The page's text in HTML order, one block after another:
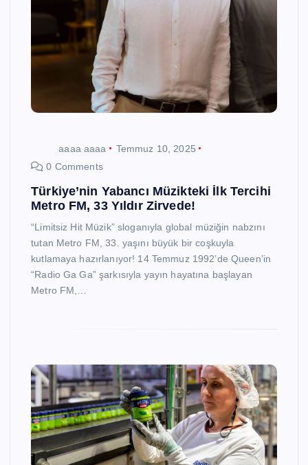
aaaa aaaa
Temmuz 10, 2025
0 Comments
Türkiye’nin Yabancı Müzikteki İlk Tercihi
Metro FM, 33 Yıldır Zirvede!
“Limitsiz Hit Müzik” sloganıyla global müziğin nabzını
tutan Metro FM, 33. yaşını büyük bir coşkuyla
kutlamaya hazırlanıyor! 14 Temmuz 1992’de Queen’in
“Radio Ga Ga” şarkısıyla yayın hayatına başlayan
Metro FM,…